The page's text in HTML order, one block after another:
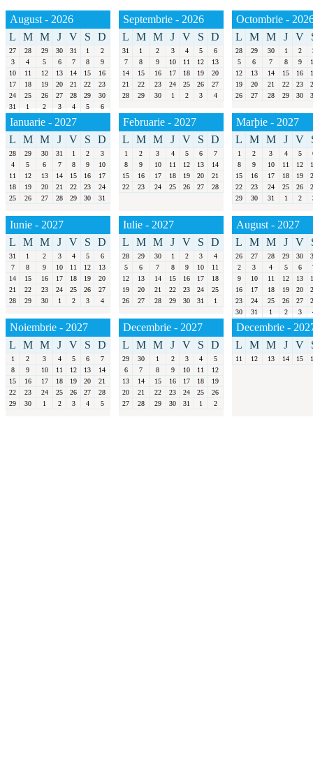
August - 2026
L
M M J V S D
27 28 29 30 31 1
2
3
4 5 6 7 8
9
10
11 12 13 14 15
16
17
18 19 20 21 22
23
24
25 26 27 28 29
30
31
1 2 3 4 5 6
Septembrie - 2026
L
M M J V S D
31 1 2 3 4 5
6
7
8 9 10 11 12
13
14
15 16 17 18 19
20
21
22 23 24 25 26
27
28
29 30 1 2 3 4
Octombrie -
L
M M J V
28 29 30 1 2
5
6 7 8 9
12
13 14 15 16
19
20 21 22 23
26
27 28 29 30
Ianuarie - 2027
L
M M J V S D
28 29 30 31 1 2
3
4
5 6 7 8 9
10
11
12 13 14 15 16
17
18
19 20 21 22 23
24
25
26 27 28 29 30 31
Februarie - 2027
L
M M J V S D
1 2 3 4 5 6
7
8
9 10 11 12 13
14
15
16 17 18 19 20
21
22
23 24 25 26 27 28
Marþie - 2027
L
M M J V
1 2 3 4 5
8
9 10 11 12
15
16 17 18 19
22
23 24 25 26
29
30 31 1 2
Iunie - 2027
L
M M J V S D
31 1 2 3 4 5
6
7
8 9 10 11 12
13
14
15 16 17 18 19
20
21
22 23 24 25 26
27
28
29 30 1 2 3 4
Iulie - 2027
L
M M J V S D
28 29 30 1 2 3
4
5
6 7 8 9 10
11
12
13 14 15 16 17
18
19
20 21 22 23 24
25
26
27 28 29 30 31 1
August - 2027
L
M M J V
26 27 28 29 30
2
3 4 5 6
9
10 11 12 13
16
17 18 19 20
23
24 25 26 27
30
31 1 2 3
Noiembrie - 2027
L
M M J V S D
1 2 3 4 5 6
7
8
9 10 11 12 13
14
15
16 17 18 19 20
21
22
23 24 25 26 27
28
29
30 1 2 3 4 5
Decembrie - 2027
L
M M J V S D
29 30 1 2 3 4
5
6
7 8 9 10 11
12
13
14 15 16 17 18
19
20
21 22 23 24 25
26
27
28 29 30 31 1 2
Decembrie -
L
M M J V
11 12 13 14 15